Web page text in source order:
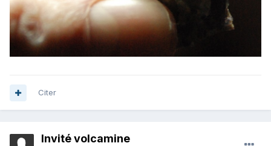
Citer
Invité volcamine